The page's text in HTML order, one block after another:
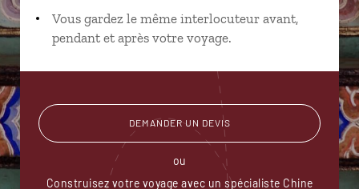
Vous gardez le même interlocuteur avant,
pendant et après votre voyage.
DEMANDER UN DEVIS
ou
Construisez votre voyage avec un spécialiste Chine